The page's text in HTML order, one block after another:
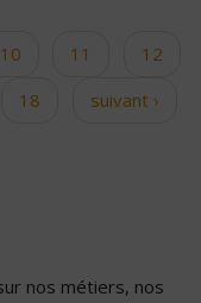
10 11
12
18
suivant ›
nos métiers, nos